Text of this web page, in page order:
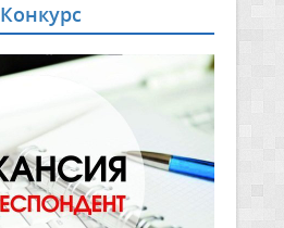
Конкурс